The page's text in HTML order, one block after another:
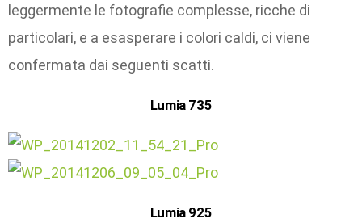
leggermente le fotografie complesse, ricche di
particolari, e a esasperare i colori caldi, ci viene
confermata dai seguenti scatti.
Lumia 735
Lumia 925